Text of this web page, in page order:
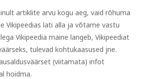
artiklite arvu kogu aeg, vaid rõhuma
Vikipeedias lati alla ja võtame vastu
Vikipeedia maine langeb, Vikipeediat
tulevad kohtukaasused jne.
(viitamata) infot
hoidma.